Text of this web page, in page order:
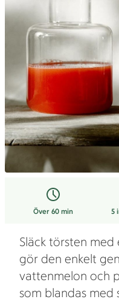
Över 60 min 5
Släck törsten med
gör den enkelt
vattenmelon och
som blandas med